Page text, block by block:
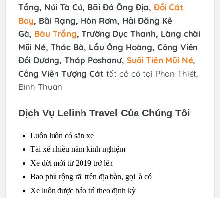
Tầng, Núi Tà Cú, Bãi Đá Ông Địa, Đồi Cát
Bay, Bãi Rạng, Hòn Rơm, Hải Đăng Kê
Gà, Bàu Trắng, Trường Dục Thanh, Làng chài
Mũi Né, Thác Bà, Lầu Ông Hoàng, Công Viên
Đồi Dương, Tháp Poshanư, Suối Tiên Mũi Né,
Công Viên Tượng Cát tất cả có tại Phan Thiết,
Bình Thuận
Dịch Vụ Lelinh Travel Của Chúng Tôi
Luôn luôn có sẳn xe
Tài xế nhiều năm kinh nghiệm
Xe đời mới từ 2019 trở lên
Bao phủ rộng rãi trên địa bàn, gọi là có
Xe luôn được bảo trì theo định kỳ